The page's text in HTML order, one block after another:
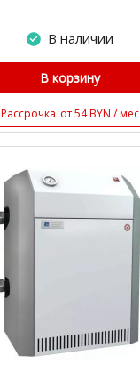
В наличии
В корзину
Рассрочка от 54 BYN / мес